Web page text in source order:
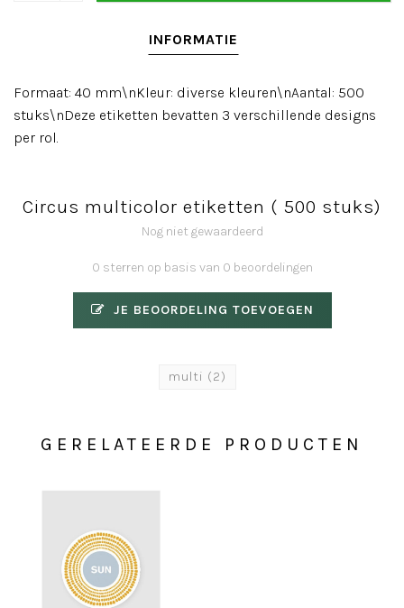
INFORMATIE
Formaat: 40 mm\nKleur: diverse kleuren\nAantal: 500
stuks\nDeze etiketten bevatten 3 verschillende designs
per rol.
Circus multicolor etiketten ( 500 stuks)
Nog niet gewaardeerd
0 sterren op basis van 0 beoordelingen
JE BEOORDELING TOEVOEGEN
multi (2)
GERELATEERDE PRODUCTEN